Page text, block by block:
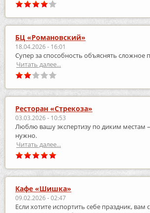
БЦ «Романовский»
18.04.2026 - 16:01
Супер за способность объяснять сложное
Читать далее...
Ресторан «Стрекоза»
03.03.2026 - 10:53
Люблю вашу экспертизу по диким местам
нужно.
Читать далее...
Кафе «Шишка»
09.02.2026 - 02:47
Если хотите испортить себе праздник, вам